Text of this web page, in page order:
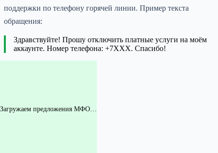
поддержки по телефону горячей линии. Пример текста
обращения:
Здравствуйте! Прошу отключить платные услуги на моём
аккаунте. Номер телефона: +7XXX. Спасибо!
Загружаем предложения МФО…